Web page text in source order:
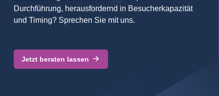
Durchführung, herausfordernd in Besucherkapazität
und Timing? Sprechen Sie mit uns.
Jetzt beraten lassen